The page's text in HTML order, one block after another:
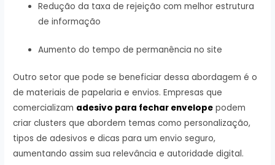
Redução da taxa de rejeição com melhor estrutura
de informação
Aumento do tempo de permanência no site
Outro setor que pode se beneficiar dessa abordagem é o
de materiais de papelaria e envios. Empresas que
comercializam adesivo para fechar envelope podem
criar clusters que abordem temas como personalização,
tipos de adesivos e dicas para um envio seguro,
aumentando assim sua relevância e autoridade digital.